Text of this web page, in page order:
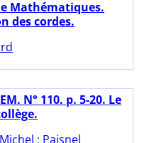
Mathématiques.
des cordes.
N° 110. p. 5-20. Le
; Paisnel